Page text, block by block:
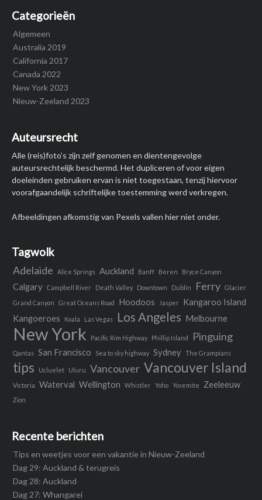
Categorieën
Algemeen
Australia 2019
California 2017
Canada 2022
New York 2023
Nieuw-Zeeland 2023
Auteursrecht
Alle (reis)foto’s zijn zelf genomen en dientengevolge
auteursrechtelijk beschermd. Het dupliceren of voor eigen
doeleinden gebruiken ervan is niet toegestaan, tenzij hiervoor
voorafgaandelijk schriftelijke toestemming werd verkregen.
Afbeeldingen afkomstig van Pexels vallen hier niet onder.
Tagwolk
Adelaide Alice Springs Auckland Banff Beren Bryce Canyon
Calgary Campbell River Death Valley Downtown Dublin Ferry Glacier
Grand Canyon
Great Oceans Road Hoodoos Jasper
Kangaroo Island
Kangoeroes
Koala Las Vegas Los Angeles Melbourne
New York Pacific Rim Highway Phillip Island Pinguing
Qantas San Francisco Sea to sky highway Sydney The Grampians
tips Ucluelet Uluru Vancouver Vancouver Island
Victoria Waterval Wellington Whistler Yoho Yosemite Zeeleeuw
Zion
Recente berichten
Tips en weetjes voor een vakantie in Nieuw-Zeeland
Dag 29: Auckland & terugreis
Dag 28: Auckland
Dag 27: Whangarei